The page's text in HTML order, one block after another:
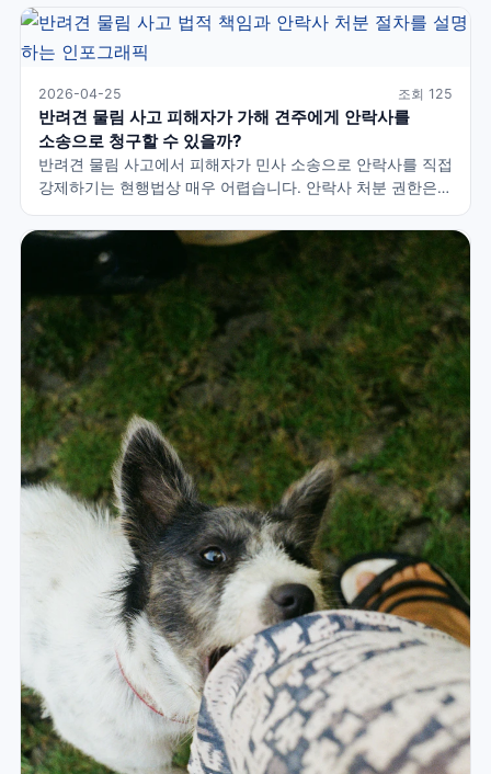
시작했습니다. 의료과실 입증이 핵심이며, 사고 즉시
진료기록·CCTV·부검 확보가 필수입니다. 민법 개정안과 국내
판례를 완벽 팩트체크합니다.
2026-04-25 조회 125
반려견 물림 사고 피해자가 가해 견주에게 안락사를
소송으로 청구할 수 있을까?
반려견 물림 사고에서 피해자가 민사 소송으로 안락사를 직접
강제하기는 현행법상 매우 어렵습니다. 안락사 처분 권한은
손해배상 ②형사 고소(과실치상) ③지자체 행정 처분 요청
④지자체 불이행 시 행정심판의 4단계 접근이 가장
현실적입니다. 동물보호법·민법·형법 교차 법리와 2024년
개정법을 팩트체크합니다.